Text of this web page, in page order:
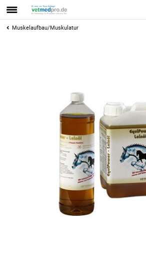
Muskelaufbau/Muskulatur